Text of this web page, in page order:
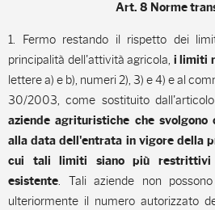
Art. 8 Norme
1. Fermo restando il rispetto dei
principalità dell'attività agricola, i limiti
lettere a) e b), numeri 2), 3) e 4) e al
30/2003, come sostituito
aziende agrituristiche che
alla data dell'entrata in vigore della
cui tali limiti siano più restrittivi
esistente. Tali aziende non
ulteriormente il numero autorizzato